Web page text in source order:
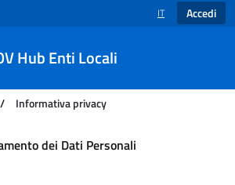
SELEZIONE
IT Accedi
Hub Enti Locali
/ Informativa privacy
dei Dati Personali